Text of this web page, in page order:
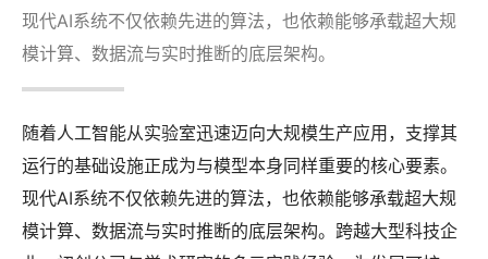
现代AI系统不仅依赖先进的算法，也依赖能够承载超大规
模计算、数据流与实时推断的底层架构。
随着人工智能从实验室迅速迈向大规模生产应用，支撑其
运行的基础设施正成为与模型本身同样重要的核心要素。
现代AI系统不仅依赖先进的算法，也依赖能够承载超大规
模计算、数据流与实时推断的底层架构。跨越大型科技企